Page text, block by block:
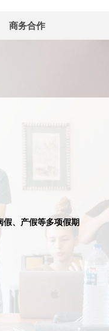
假、产假等多项假期
商务合作